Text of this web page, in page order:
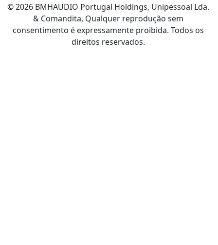
© 2026 BMHAUDIO Portugal Holdings, Unipessoal Lda.
& Comandita, Qualquer reprodução sem
consentimento é expressamente proibida. Todos os
direitos reservados.